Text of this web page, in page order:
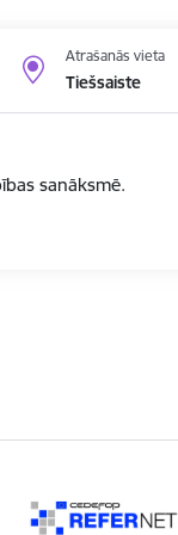
Atrašanās vieta
Tiešsaiste
sanāksmē.